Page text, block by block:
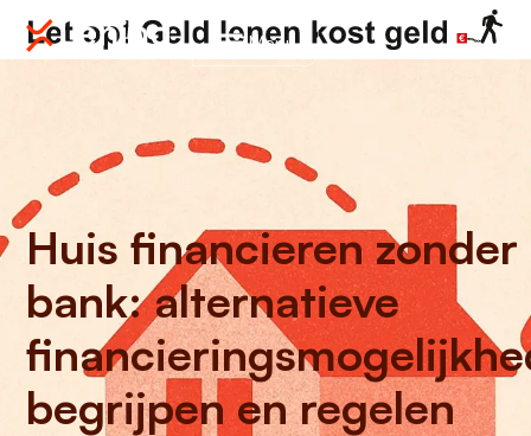
Menu
Huis financieren zonder
bank: alternatieve
begrijpen en regelen